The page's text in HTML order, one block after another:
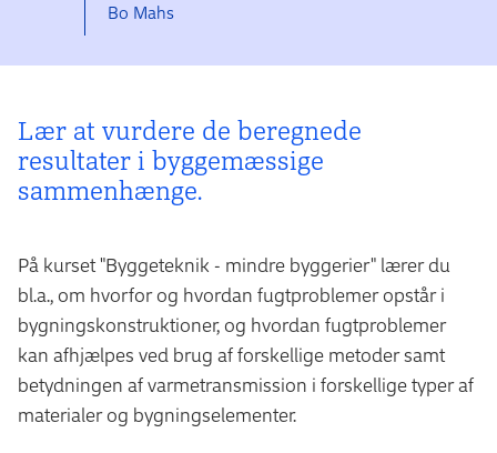
Bo Mahs
Lær at vurdere de beregnede
resultater i byggemæssige
sammenhænge.
På kurset "Byggeteknik - mindre byggerier" lærer du
bl.a., om hvorfor og hvordan fugtproblemer opstår i
bygningskonstruktioner, og hvordan fugtproblemer
kan afhjælpes ved brug af forskellige metoder samt
betydningen af varmetransmission i forskellige typer af
materialer og bygningselementer.